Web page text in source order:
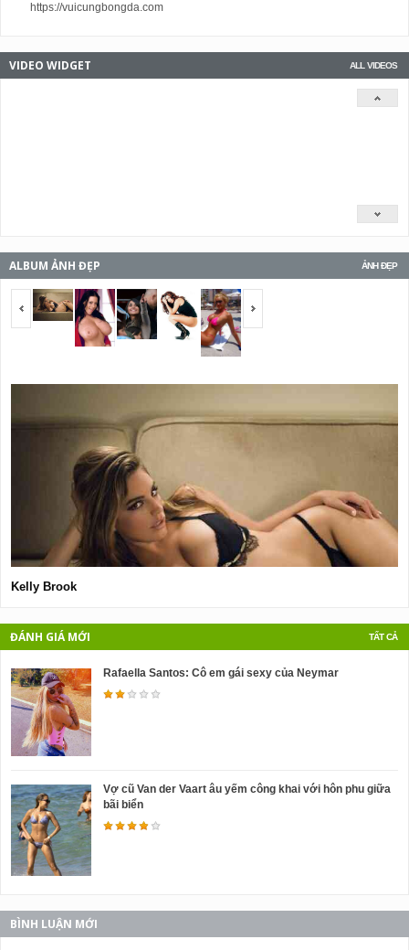
https://vuicungbongda.com
ALL VIDEOS
VIDEO WIDGET
ẢNH ĐẸP
ALBUM ẢNH ĐẸP
<span></span>
Kelly Brook
TẤT CẢ
ĐÁNH GIÁ MỚI
Rafaella Santos: Cô em gái sexy của Neymar
Vợ cũ Van der Vaart âu yếm công khai với hôn phu giữa
bãi biển
BÌNH LUẬN MỚI